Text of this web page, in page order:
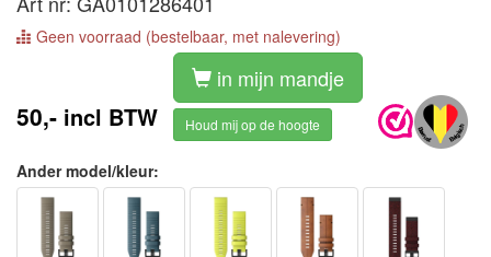
Geen voorraad (bestelbaar, met nalevering)
50,- incl BTW
in mijn mandje
Houd mij op de hoogte
Ander model/kleur: